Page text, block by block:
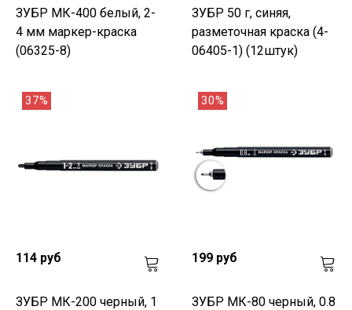
ЗУБР МК-400 белый, 2-
4 мм маркер-краска
(06325-8)
ЗУБР 50 г, синяя,
разметочная краска (4-
06405-1) (12штук)
37%
114 руб
ЗУБР МК-200 черный, 1
30%
199 руб
ЗУБР МК-80 черный, 0.8